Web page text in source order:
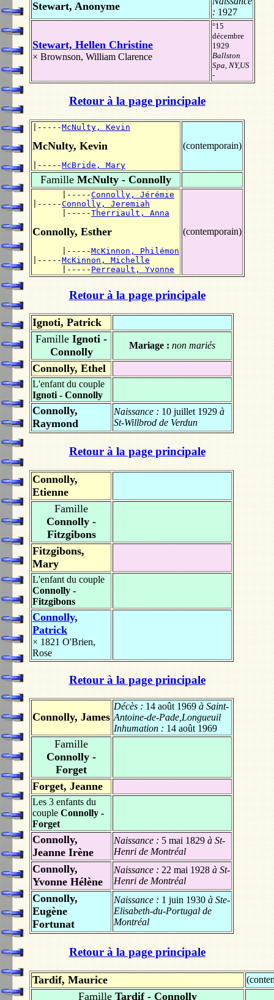
Stewart, Anonyme
: 1927
Stewart, Hellen Christine
× Brownson, William Clarence
°15
décembre
1929
Ballston
Spa, NY,US
-
Retour à la page principale
|-----McNulty, Kevin
McNulty, Kevin
|-----McBride, Mary
(contemporain)
Famille McNulty - Connolly
      |-----
Connolly, Jérémie
|-----Connolly, Jeremiah
      |-----
Therriault, Anna
Connolly, Esther
      |-----
McKinnon, Philémon
|-----McKinnon, Michelle
      |-----
Perreault, Yvonne
(contemporain)
Retour à la page principale
Ignoti, Patrick
Famille Ignoti -
Connolly
Mariage : non mariés
Connolly, Ethel
L'enfant du couple
Ignoti - Connolly
Connolly,
Raymond
Naissance : 10 juillet 1929 à
St-Willbrod de Verdun
Retour à la page principale
Connolly,
Etienne
Famille
Connolly -
Fitzgibons
Fitzgibons,
Mary
L'enfant du couple
Connolly -
Fitzgibons
Connolly,
Patrick
× 1821 O'Brien,
Rose
Retour à la page principale
Connolly, James
Décès : 14 août 1969 à Saint-
Antoine-de-Pade,Longueuil
Inhumation : 14 août 1969
Famille
Connolly -
Forget
Forget, Jeanne
Les 3 enfants du
couple Connolly -
Forget
Connolly,
Jeanne Irène
Naissance : 5 mai 1829 à St-
Henri de Montréal
Connolly,
Yvonne Hélène
Naissance : 22 mai 1928 à St-
Henri de Montréal
Connolly,
Eugène
Fortunat
Naissance : 1 juin 1930 à Ste-
Elisabeth-du-Portugal de
Montréal
Retour à la page principale
Tardif, Maurice
Famille Tardif - Connolly